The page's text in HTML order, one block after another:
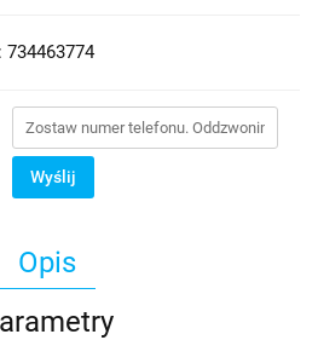
Wyślij
Opis